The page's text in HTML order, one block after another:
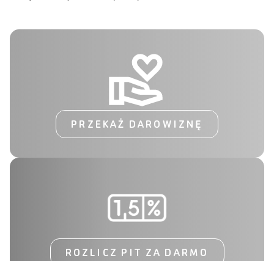
PRZEKAŻ DAROWIZNĘ
ROZLICZ PIT ZA DARMO